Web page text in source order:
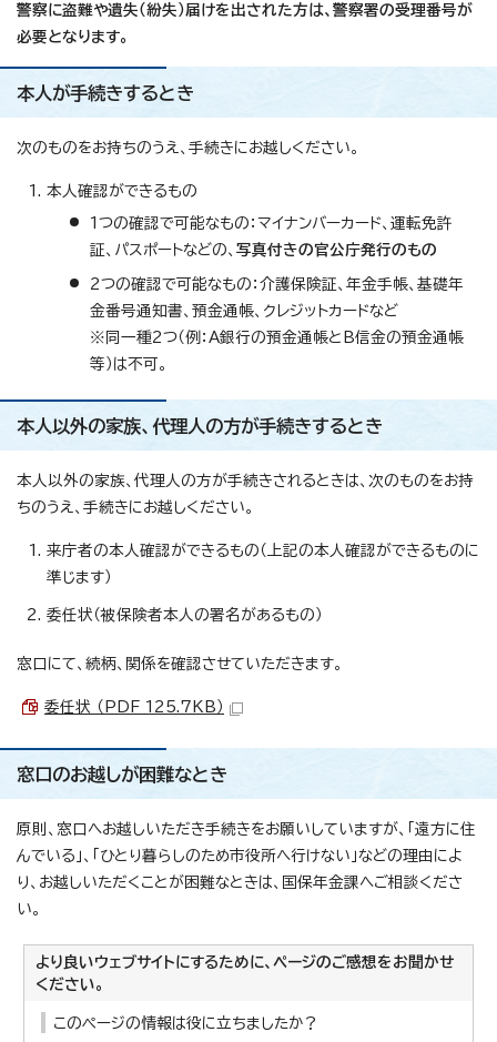
警察に盗難や遺失（紛失）届けを出された方は、警察署の受理番号が
必要となります。
本人が手続きするとき
次のものをお持ちのうえ、手続きにお越しください。
本人確認ができるもの
1つの確認で可能なもの：マイナンバーカード、運転免許
証、パスポートなどの、 写真付きの官公庁発行のもの
2つの確認で可能なもの：介護保険証、年金手帳、基礎年
金番号通知書、預金通帳、クレジットカードなど
※同一種2つ（例：A銀行の預金通帳とB信金の預金通帳
等）は不可。
本人以外の家族、代理人の方が手続きするとき
本人以外の家族、代理人の方が手続きされるときは、次のものをお持
ちのうえ、手続きにお越しください。
来庁者の本人確認ができるもの（上記の本人確認ができるものに
準じます）
委任状（被保険者本人の署名があるもの）
窓口にて、続柄、関係を確認させていただきます。
委任状 （PDF 125.7KB）
窓口のお越しが困難なとき
原則、窓口へお越しいただき手続きをお願いしていますが、「遠方に住
んでいる」、「ひとり暮らしのため市役所へ行けない」などの理由によ
り、お越しいただくことが困難なときは、国保年金課へご相談くださ
い。
より良いウェブサイトにするために、ページのご感想をお聞かせ
ください。
このページの情報は役に立ちましたか？